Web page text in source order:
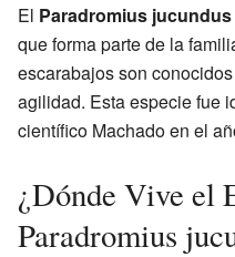
El Paradromius jucundus
que forma parte de la
escarabajos son
agilidad. Esta especie fue
científico Machado en el
¿Dónde Vive el
Paradromius